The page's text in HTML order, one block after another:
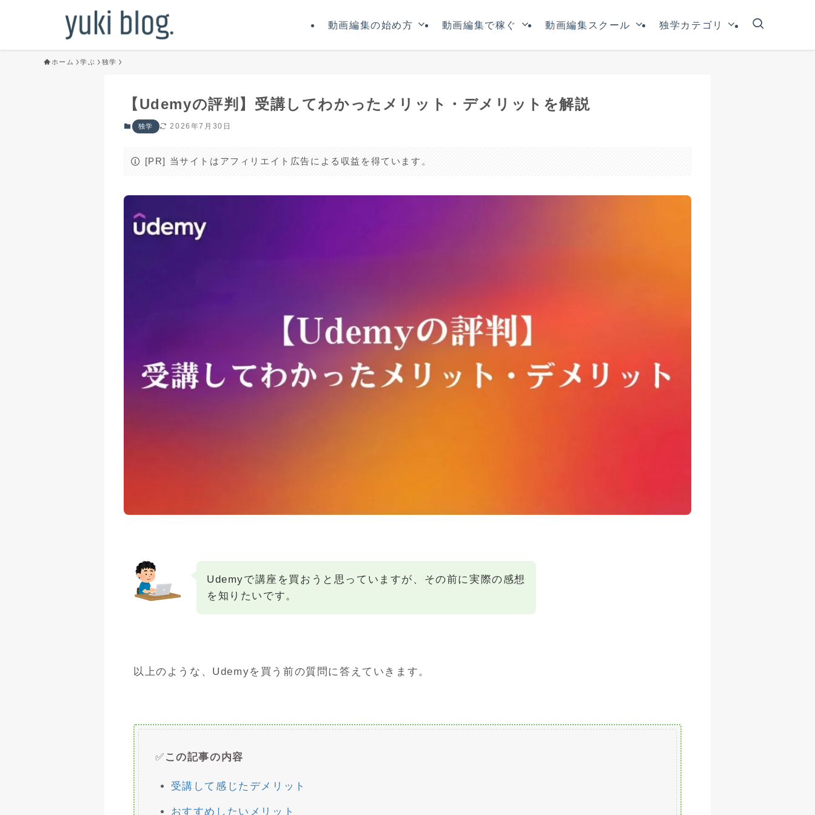
動画編集の始め方 動画編集で稼ぐ 動画編集スクール 独学カテゴリ
ホーム 学ぶ 独学
【Udemyの評判】受講してわかったメリット・デメリットを解説
独学 2026年7月30日
[PR] 当サイトはアフィリエイト広告による収益を得ています。
Udemyで講座を買おうと思っていますが、その前に実際の感想
を知りたいです。
以上のような、Udemyを買う前の質問に答えていきます。
✅ この記事の内容
受講して感じたデメリット
おすすめしたいメリット